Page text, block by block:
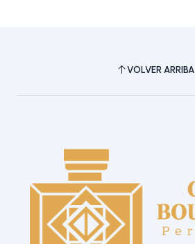
VOLVER ARRIBA